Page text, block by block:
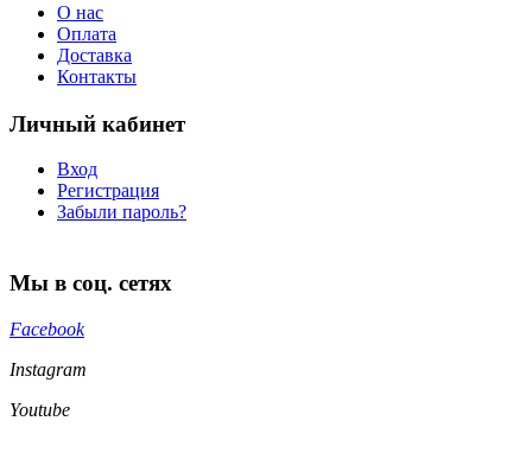
О нас
Оплата
Доставка
Контакты
Личный кабинет
Вход
Регистрация
Забыли пароль?
Мы в соц. сетях
Facebook
Instagram
Youtube